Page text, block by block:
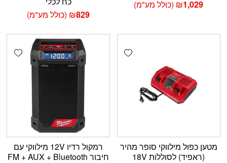
₪1,029 (כולל מע"מ)
₪829 (כולל מע"מ)
Add wishlist
מטען כפול מילווקי סופר מהיר
(ראפיד) לסוללות 18V
רמקול רדיו 12V מילווקי עם
חיבור FM + AUX + Bluetooth